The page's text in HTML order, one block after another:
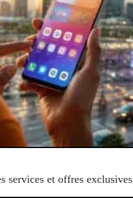
services et offres exclusives